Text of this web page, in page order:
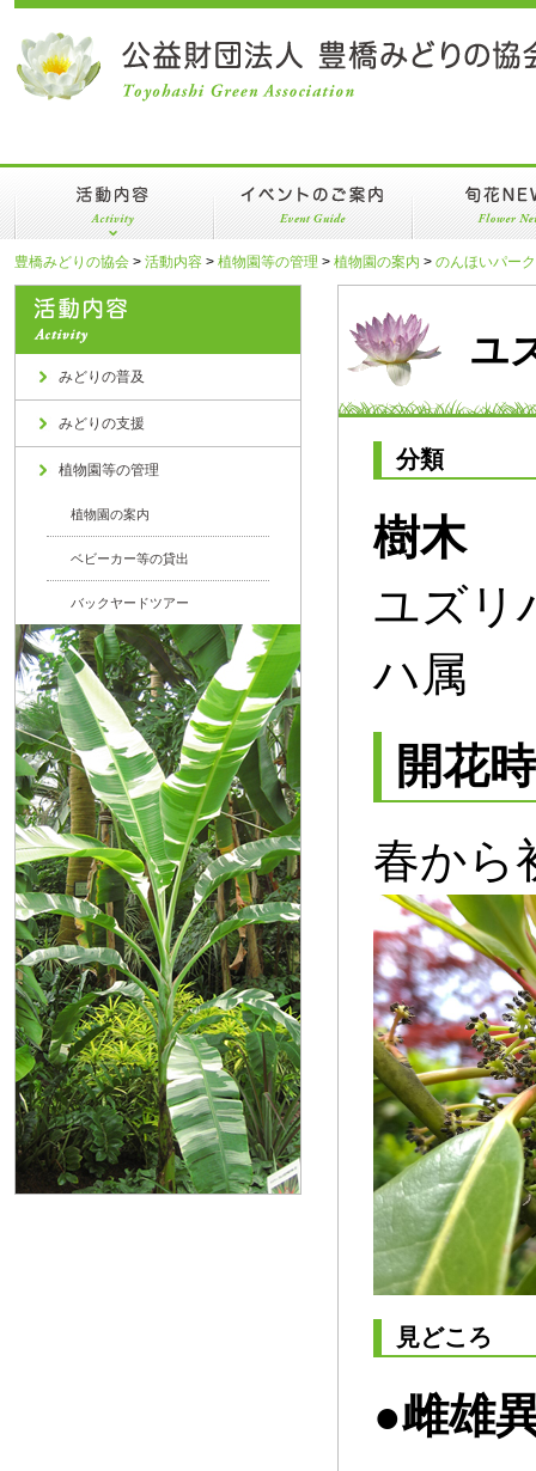
みどりの普及
みどりの支援
植物園等の管理
年間スケジュール
豊橋みどりの協会 > 活動内容 > 植物園等の管理 > 植物園の案内 > のんほいパー
みどりの普及
みどりの支援
植物園等の管理
植物園の案内
ベビーカー等の貸出
バックヤードツアー
ユ
分類
樹木
ユズリ
ハ属
開花
春から
見どころ
●雌雄